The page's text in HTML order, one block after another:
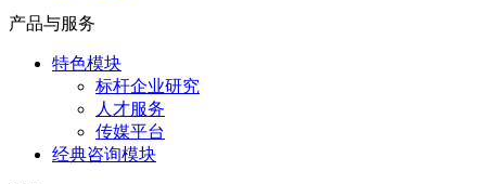
产品与服务
特色模块
标杆企业研究
人才服务
传媒平台
经典咨询模块